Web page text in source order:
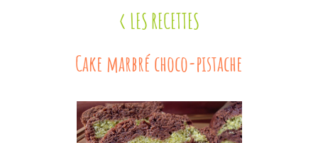
< LES RECETTES
Cake marbré choco-pistache